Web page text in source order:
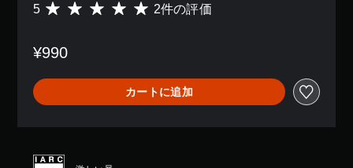
評
は
、
平
均
5
5 2件の評価
¥990
カートに追加